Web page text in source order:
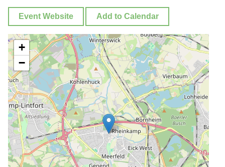
Event Website Add to Calendar
+
−